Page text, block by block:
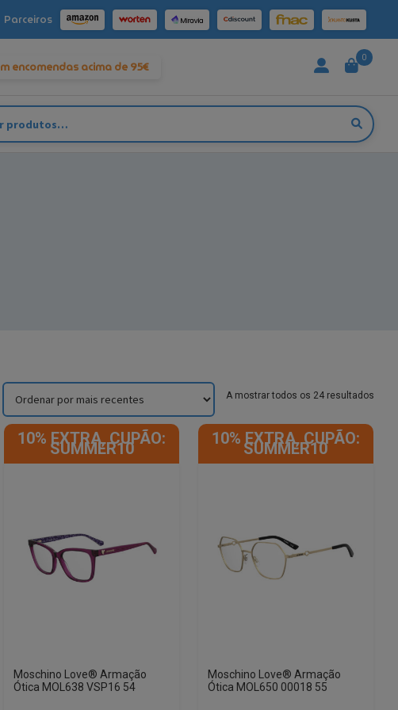
Parceiros
encomendas acima de 95€
0
A mostrar todos os 24 resultados
10% EXTRA, CUPÃO:
SUMMER10
Moschino Love® Armação
Ótica MOL638 VSP16 54
10% EXTRA, CUPÃO:
SUMMER10
Moschino Love® Armação
Ótica MOL650 00018 55